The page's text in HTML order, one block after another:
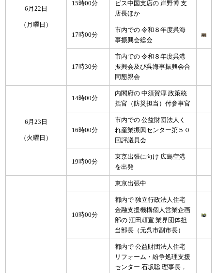
6月22日
（月曜日）
15時00分
ビス中国支店の 岸野博 支
店長ほか
17時00分
市内での 令和８年度呉海
事振興会総会
17時30分
市内での 令和８年度呉港
振興会及び呉海事振興会合
同懇親会
6月23日
（火曜日）
14時00分
内閣府の 中須賀淳 政策統
括官（防災担当）付参事官
16時00分
市内での 公益財団法人く
れ産業振興センター第５０
回評議員会
19時00分
東京出張に向け 広島空港
を出発
東京出張中
10時00分
都内で 独立行政法人住宅
金融支援機構個人営業企画
部の 江田頼宣 業界団体担
当部長（元呉市副市長）
都内で 公益財団法人住宅
リフォーム・紛争処理支援
センター 石坂聡 理事長，